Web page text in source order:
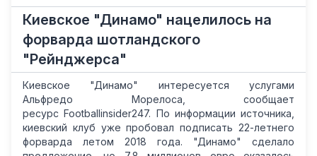
Киевское "Динамо" нацелилось на
форварда шотландского
"Рейнджерса"
Киевское "Динамо" интересуется услугами
Альфредо Морелоса, сообщает
ресурс Footballinsider247. По информации источника,
киевский клуб уже пробовал подписать 22-летнего
форварда летом 2018 года. "Динамо" сделало